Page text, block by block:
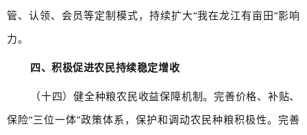
管、认领、会员等定制模式，持续扩大“我在龙江有亩田”影响
力。
四、积极促进农民持续稳定增收
（十四）健全种粮农民收益保障机制。完善价格、补贴、
保险“三位一体”政策体系，保护和调动农民种粮积极性。完善